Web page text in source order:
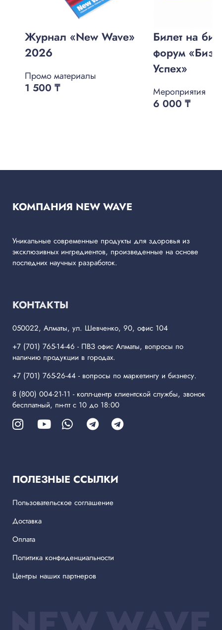
Журнал «New Wave»
2026
Промо материалы
1 500 ₸
Билет на
форум
Успех»
Мероприятия
6 000 ₸
КОМПАНИЯ NEW WAVE
Уникальные современные продукты для здоровья из
эксклюзивных ингредиентов, произведенные на основе
последних научных разработок.
КОНТАКТЫ
050022, Алматы, ул. Шевченко, 90, офис 104
+7 (701) 765-14-46 - ПВЗ офис Алматы, вопросы по
наличию продукции в городах.
+7 (701) 765-26-44 - вопросы по маркетингу и бизнесу.
8 (800) 004-21-11 - колл-центр клиентской службы, звонок
бесплатный, пн-пт с 10 до 18:00
ПОЛЕЗНЫЕ ССЫЛКИ
Пользовательское соглашение
Доставка
Оплата
Политика конфиденциальности
Центры наших партнеров